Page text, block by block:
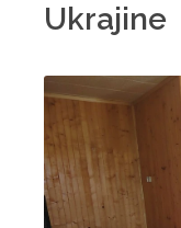
Ukrajine